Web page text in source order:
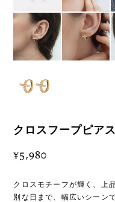
クロスフープピア
¥5,980
クロスモチーフが輝く、上
別な日まで、幅広いシーン